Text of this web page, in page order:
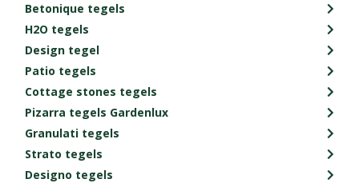
Betonique tegels
H2O tegels
Design tegel
Patio tegels
Cottage stones tegels
Pizarra tegels Gardenlux
Granulati tegels
Strato tegels
Designo tegels